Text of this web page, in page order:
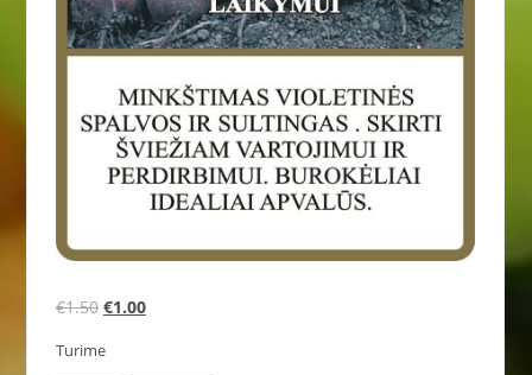
€1.50 Original
was:
€1.00Current
Turime